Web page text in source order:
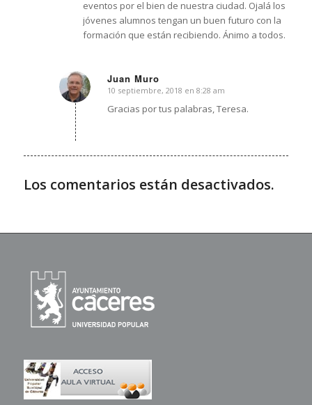
eventos por el bien de nuestra ciudad. Ojalá los
jóvenes alumnos tengan un buen futuro con la
formación que están recibiendo. Ánimo a todos.
Juan Muro
Dice:
10 septiembre, 2018 en 8:28 am
Gracias por tus palabras, Teresa.
Los comentarios están desactivados.